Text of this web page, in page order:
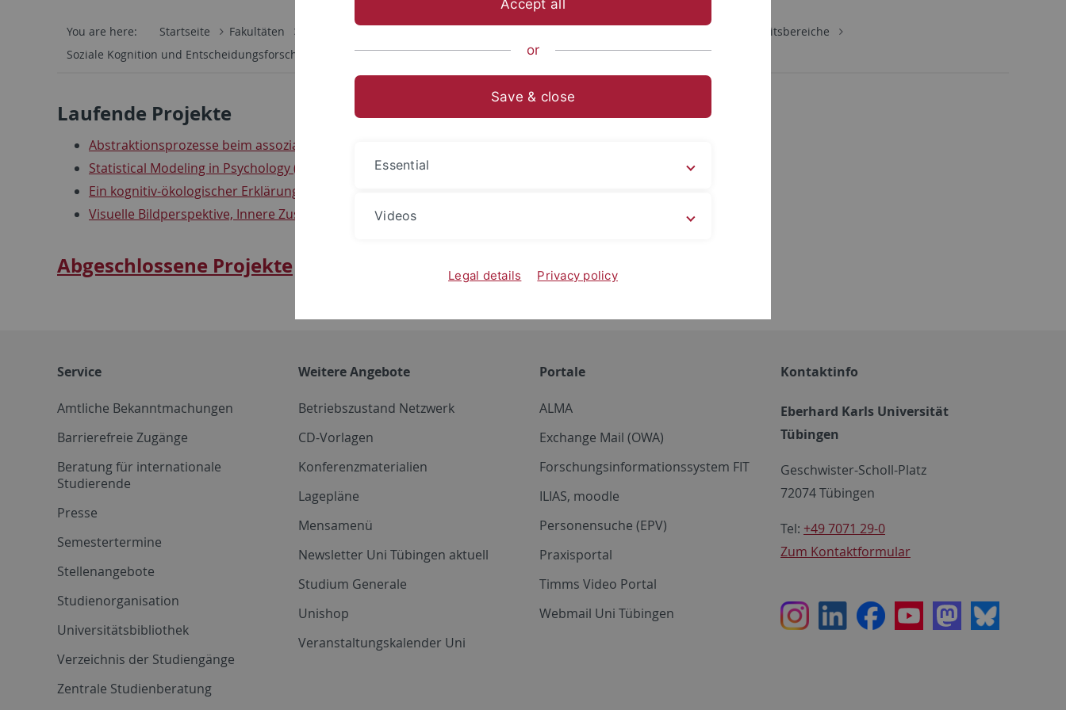
You are here: Startseite Fakultäten
Arbeitsbereiche
Soziale Kognition und Entscheidungsforschung
Projekte
Laufende Projekte
Abstraktionsprozesse beim assoziativen Lernen
Statistical Modeling in Psychology ("SMIP" - DFG Research Training Group)
Ein kognitiv-ökologischer Erklärungsansatz der evaluativen Konditionierung (Emmy-Noether-Nachwuchsgruppe)
Visuelle Bildperspektive, Innere Zustände und Zwanghafte Tendenzen
Abgeschlossene Projekte
Service
Amtliche Bekanntmachungen
Barrierefreie Zugänge
Beratung für internationale
Studierende
Presse
Semestertermine
Stellenangebote
Studienorganisation
Universitätsbibliothek
Verzeichnis der Studiengänge
Zentrale Studienberatung
Weitere Angebote
Betriebszustand Netzwerk
CD-Vorlagen
Konferenzmaterialien
Lagepläne
Mensamenü
Newsletter Uni Tübingen aktuell
Studium Generale
Unishop
Veranstaltungskalender Uni
Portale
ALMA
Exchange Mail (OWA)
Forschungsinformationssystem FIT
ILIAS, moodle
Personensuche (EPV)
Praxisportal
Timms Video Portal
Webmail Uni Tübingen
Kontaktinfo
Eberhard Karls Universität
Tübingen
Geschwister-Scholl-Platz
72074 Tübingen
Tel: +49 7071 29-0
Zum Kontaktformular
InstagramLinkedInFacebookYoutubeMastodon
Bluesky
Accept all
or
Save & close
Essential
Videos
Legal details Privacy policy